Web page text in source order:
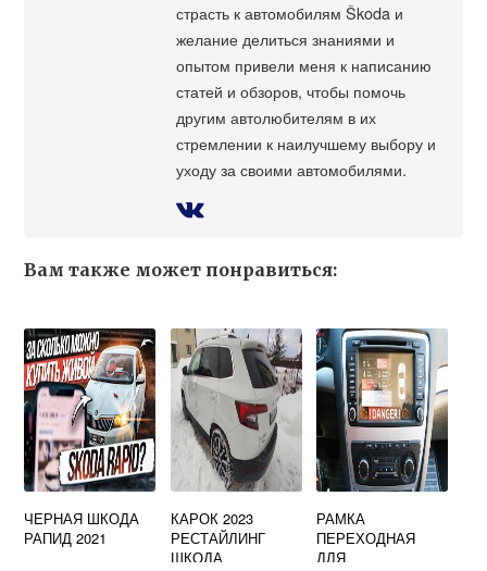
страсть к автомобилям Škoda и
желание делиться знаниями и
опытом привели меня к написанию
статей и обзоров, чтобы помочь
другим автолюбителям в их
стремлении к наилучшему выбору и
уходу за своими автомобилями.
Вам также может понравиться:
ЧЕРНАЯ ШКОДА
РАПИД 2021
КАРОК 2023
РЕСТАЙЛИНГ
ШКОДА
РАМКА
ПЕРЕХОДНАЯ
ДЛЯ